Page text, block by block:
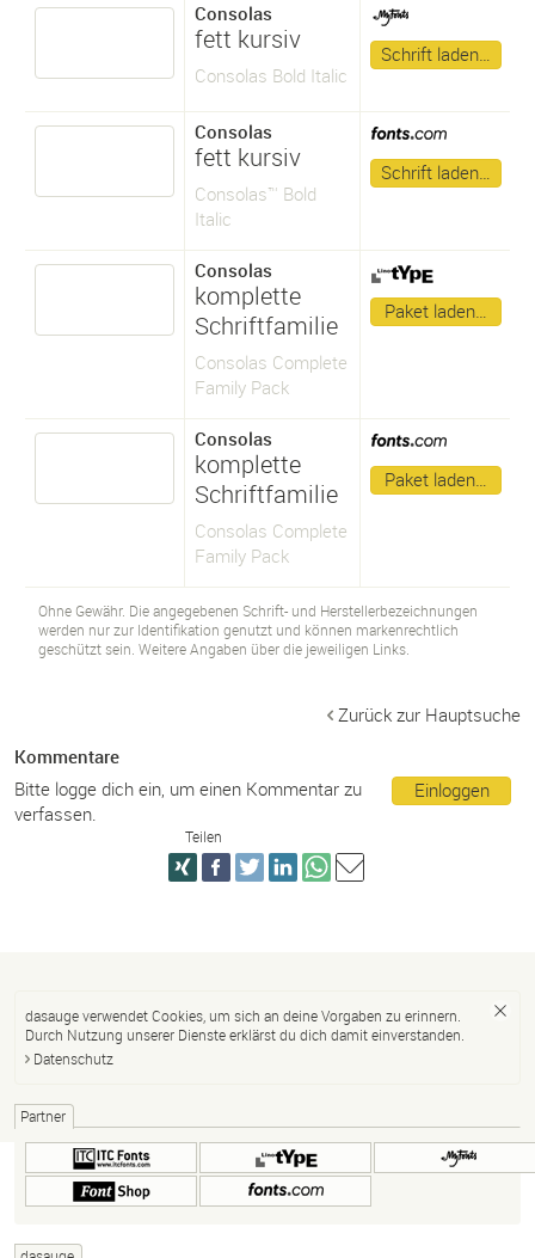
Consolas
fett kursiv
Consolas Bold Italic
Schrift laden…
Consolas
fett kursiv
Consolas™ Bold
Italic
Schrift laden…
Consolas
komplette
Schriftfamilie
Consolas Complete
Family Pack
Paket laden…
Consolas
komplette
Schriftfamilie
Consolas Complete
Family Pack
Paket laden…
Ohne Gewähr. Die angegebenen Schrift- und Herstellerbezeichnungen
werden nur zur Identifikation genutzt und können markenrechtlich
geschützt sein. Weitere Angaben über die jeweiligen Links.
Zurück zur Hauptsuche
Kommentare
Einloggen
Bitte logge dich ein, um einen Kommentar zu
verfassen.
Teilen
dasauge verwendet Cookies, um sich an deine Vorgaben zu erinnern.
Durch Nutzung unserer Dienste erklärst du dich damit einverstanden.
Datenschutz
Partner